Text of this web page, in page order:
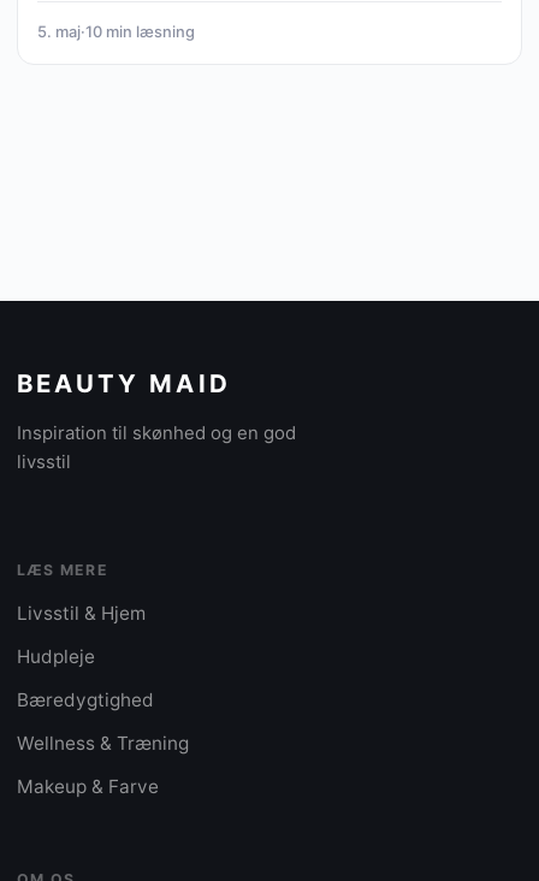
5. maj·10 min læsning
BEAUTY MAID
Inspiration til skønhed og en god
livsstil
LÆS MERE
Livsstil & Hjem
Hudpleje
Bæredygtighed
Wellness & Træning
Makeup & Farve